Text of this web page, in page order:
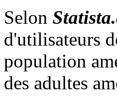
Selon
d'utilisateurs
population
des adultes